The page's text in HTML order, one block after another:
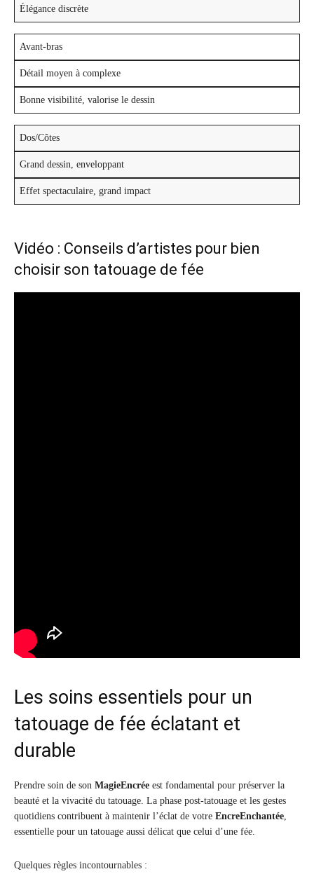
Élégance discrète
Avant-bras
Détail moyen à complexe
Bonne visibilité, valorise le dessin
Dos/Côtes
Grand dessin, enveloppant
Effet spectaculaire, grand impact
Vidéo : Conseils d’artistes pour bien
choisir son tatouage de fée
Les soins essentiels pour un
tatouage de fée éclatant et
durable
Prendre soin de son MagieEncrée est fondamental pour préserver la
beauté et la vivacité du tatouage. La phase post-tatouage et les gestes
quotidiens contribuent à maintenir l’éclat de votre EncreEnchantée,
essentielle pour un tatouage aussi délicat que celui d’une fée.
Quelques règles incontournables :